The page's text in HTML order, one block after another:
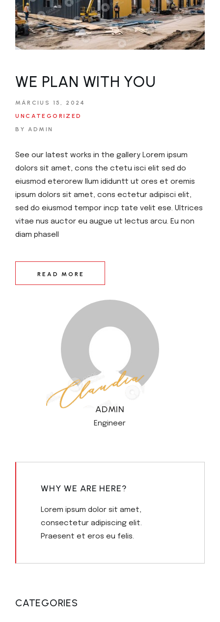
WE PLAN WITH YOU
MÁRCIUS 15, 2024
UNCATEGORIZED
BY ADMIN
See our latest works in the gallery Lorem ipsum
dolors sit amet, cons the ctetu isci elit sed do
eiusmod eterorew llum ididuntt ut ores et oremis
ipsum dolors sit amet, cons ectetur adipisci elit,
sed do eiusmod tempor incp tate velit ese. Ultrices
vitae nus auctor eu augue ut lectus arcu. Eu non
diam phasell
READ MORE
ADMIN
Engineer
WHY WE ARE HERE?
Lorem ipsum dolor sit amet,
consectetur adipiscing elit.
Praesent et eros eu felis.
CATEGORIES